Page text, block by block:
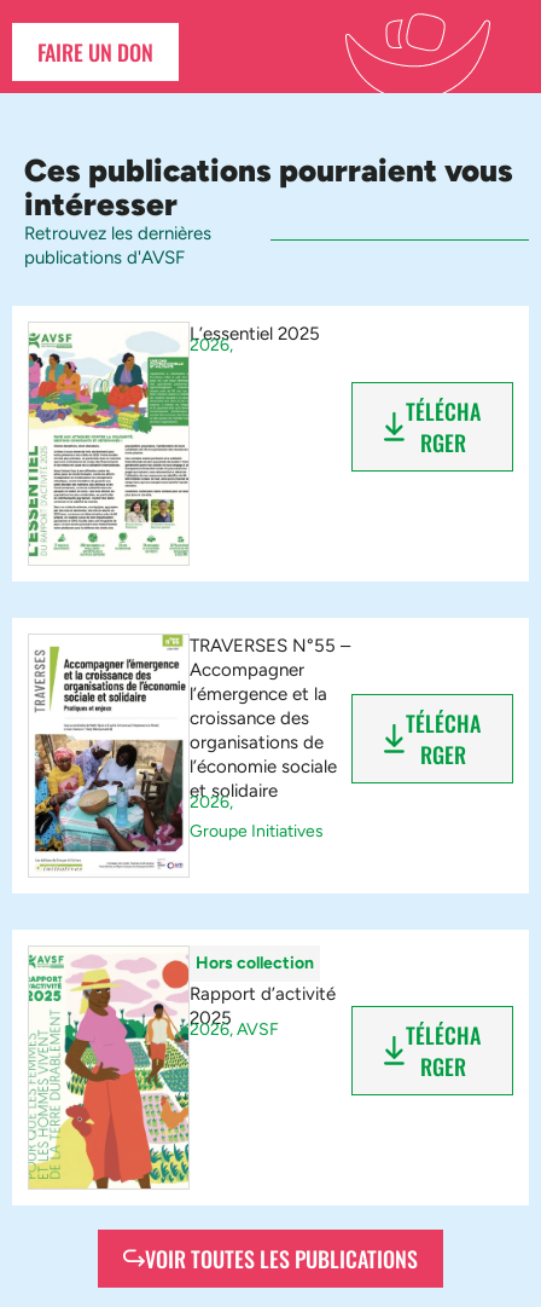
FAIRE UN DON
Ces publications pourraient vous
intéresser
Retrouvez les dernières
publications d'AVSF
L’essentiel 2025
2026,
TÉLÉCHA
RGER
TRAVERSES N°55 –
Accompagner
l’émergence et la
croissance des
organisations de
l’économie sociale
et solidaire
2026,
Groupe Initiatives
TÉLÉCHA
RGER
Hors collection
Rapport d’activité
2025
2026,AVSF
TÉLÉCHA
RGER
VOIR TOUTES LES PUBLICATIONS